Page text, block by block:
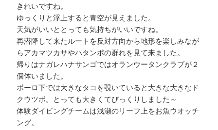
きれいですね。
ゆっくりと浮上すると青空が見えました。
天気がいいととっても気持ちがいいですね。
再潜降して来たルートを反対方向から地形を楽しみなが
らアカマツカサやハタンポの群れを見て来ました。
帰りはナガレハナサンゴではオランウータンクラブが２
個体いました。
ボーロ下では大きなタコを覗いていると大きな大きなド
クウツボ。とっても大きくてびっくりしました～
体験ダイビングチームは浅瀬のリーフ上をお魚ウオッチ
ング。